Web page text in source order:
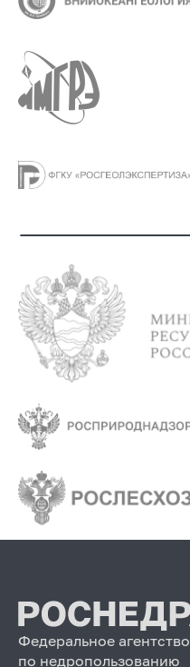
Федеральное агентство
по недропользованию